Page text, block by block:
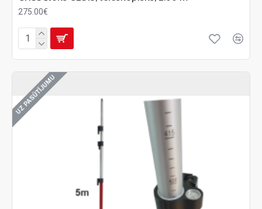
275.00€
UZ PASŪTĪJUMU